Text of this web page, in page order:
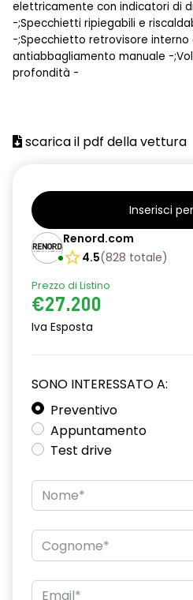
elettricamente con indicatori di
-;Specchietti ripiegabili e
-;Specchietto retrovisore interno
antiabbagliamento manuale -
profondità -
scarica il pdf della vettura
Inserisci
Renord.com
4.5(828 totale)
Prezzo di Listino
€27.200
Iva Esposta
SONO INTERESSATO A:
Preventivo
Appuntamento
Test drive